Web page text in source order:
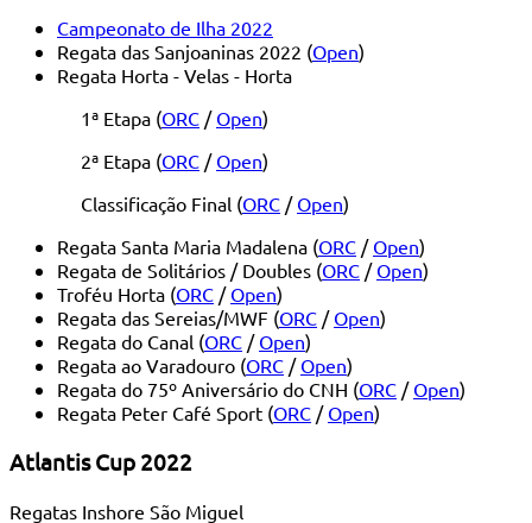
Campeonato de Ilha 2022
Regata das Sanjoaninas 2022 (Open)
Regata Horta - Velas - Horta
1ª Etapa (ORC / Open)
2ª Etapa (ORC / Open)
Classificação Final (ORC / Open)
Regata Santa Maria Madalena (ORC / Open)
Regata de Solitários / Doubles (ORC / Open)
Troféu Horta (ORC / Open)
Regata das Sereias/MWF (ORC / Open)
Regata do Canal (ORC / Open)
Regata ao Varadouro (ORC / Open)
Regata do 75º Aniversário do CNH (ORC / Open)
Regata Peter Café Sport (ORC / Open)
Atlantis Cup 2022
Regatas Inshore São Miguel